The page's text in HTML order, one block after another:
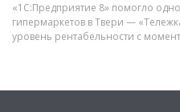
«1С:Предприятие 8» помогло
гипермаркетов в Твери —
уровень рентабельности с